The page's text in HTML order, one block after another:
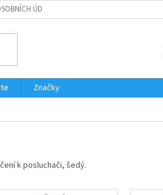
ÚDAJŮ
Značky
k posluchači, šedý.